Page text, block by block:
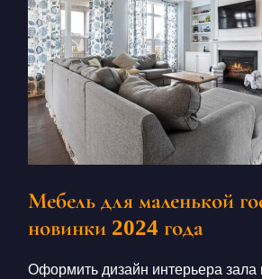
Мебель для маленькой
новинки 2024 года
Оформить дизайн интерьера